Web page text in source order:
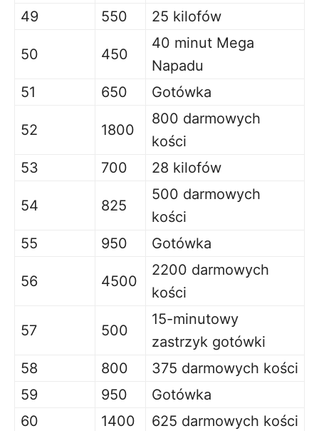
49
550 25 kilofów
50 450
40 minut Mega
Napadu
51
650 Gotówka
52 1800
800 darmowych
kości
53
700 28 kilofów
54 825
500 darmowych
kości
55
950 Gotówka
56 4500
2200 darmowych
kości
57 500
15-minutowy
zastrzyk gotówki
58
800
375 darmowych kości
59
950
Gotówka
60
1400
625 darmowych kości